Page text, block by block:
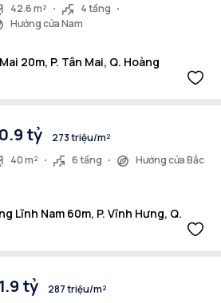
42.6 m²
4 tầng
Hướng cửa Nam
20m, P. Tân Mai, Q. Hoàng
tỷ
273 triệu/m²
40 m²
6 tầng Hướng cửa Bắc
Lĩnh Nam 60m, P. Vĩnh Hưng, Q.
tỷ
287 triệu/m²